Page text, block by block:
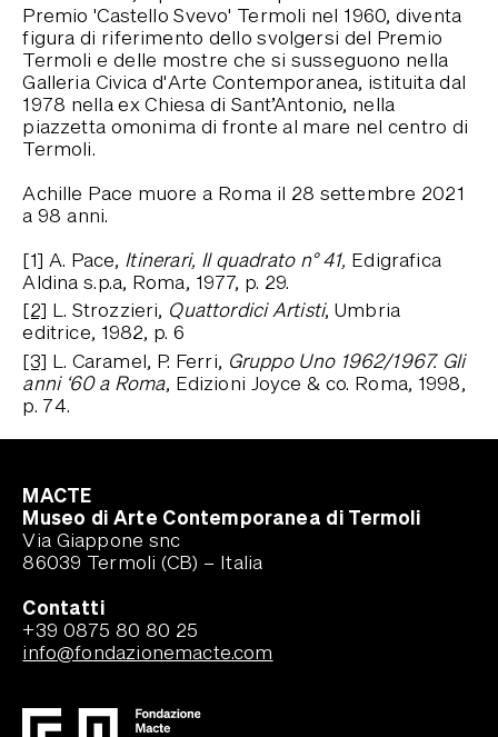
Premio 'Castello Svevo' Termoli nel 1960, diventa
figura di riferimento dello svolgersi del Premio
Termoli e delle mostre che si susseguono nella
Galleria Civica d'Arte Contemporanea, istituita dal
1978 nella ex Chiesa di Sant’Antonio, nella
piazzetta omonima di fronte al mare nel centro di
Termoli.
Achille Pace muore a Roma il 28 settembre 2021
a 98 anni.
[1] A. Pace, Itinerari, Il quadrato n° 41, Edigrafica
Aldina s.p.a, Roma, 1977, p. 29.
[2] L. Strozzieri, Quattordici Artisti, Umbria
editrice, 1982, p. 6
[3] L. Caramel, P. Ferri, Gruppo Uno 1962/1967. Gli
anni ‘60 a Roma, Edizioni Joyce & co. Roma, 1998,
p. 74.
MACTE
Museo di Arte Contemporanea di Termoli
Via Giappone snc
86039 Termoli (CB) – Italia
Contatti
+39 0875 80 80 25
info@fondazionemacte.com